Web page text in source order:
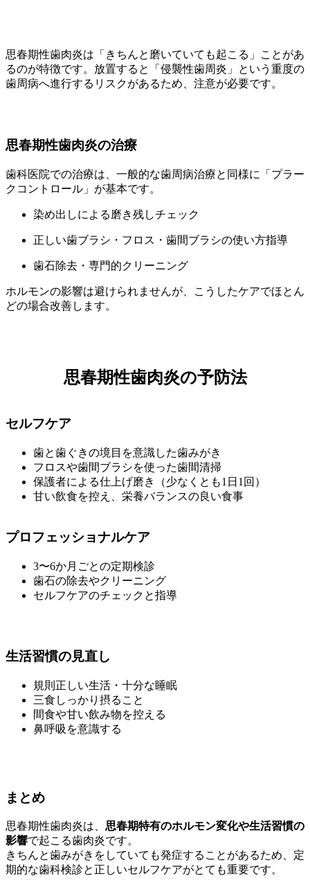
思春期性歯肉炎は「きちんと磨いていても起こる」ことがあ
るのが特徴です。放置すると「侵襲性歯周炎」という重度の
歯周病へ進行するリスクがあるため、注意が必要です。
思春期性歯肉炎の治療
歯科医院での治療は、一般的な歯周病治療と同様に「プラー
クコントロール」が基本です。
染め出しによる磨き残しチェック
正しい歯ブラシ・フロス・歯間ブラシの使い方指導
歯石除去・専門的クリーニング
ホルモンの影響は避けられませんが、こうしたケアでほとん
どの場合改善します。
思春期性歯肉炎の予防法
セルフケア
歯と歯ぐきの境目を意識した歯みがき
フロスや歯間ブラシを使った歯間清掃
保護者による仕上げ磨き（少なくとも1日1回）
甘い飲食を控え、栄養バランスの良い食事
プロフェッショナルケア
3〜6か月ごとの定期検診
歯石の除去やクリーニング
セルフケアのチェックと指導
生活習慣の見直し
規則正しい生活・十分な睡眠
三食しっかり摂ること
間食や甘い飲み物を控える
鼻呼吸を意識する
まとめ
思春期性歯肉炎は、 思春期特有のホルモン変化や生活習慣の
影響で起こる歯肉炎です。
きちんと歯みがきをしていても発症することがあるため、定
期的な歯科検診と正しいセルフケアがとても重要です。